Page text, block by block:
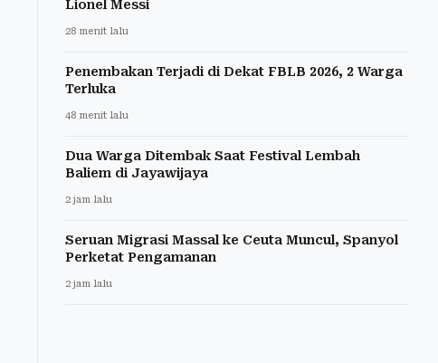
Lionel Messi
28 menit lalu
Penembakan Terjadi di Dekat FBLB 2026, 2 Warga
Terluka
48 menit lalu
Dua Warga Ditembak Saat Festival Lembah
Baliem di Jayawijaya
2 jam lalu
Seruan Migrasi Massal ke Ceuta Muncul, Spanyol
Perketat Pengamanan
2 jam lalu